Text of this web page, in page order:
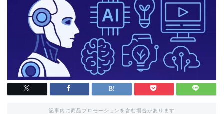
記事内に商品プロモーションを含む場合があります